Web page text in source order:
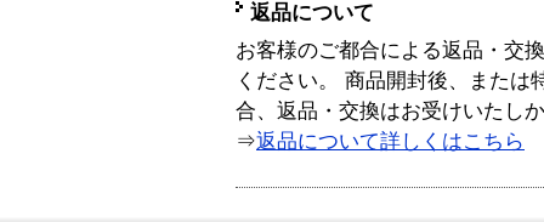
返品について
お客様のご都合による返品・交
ください。 商品開封後、または
合、返品・交換はお受けいたし
⇒返品について詳しくはこちら